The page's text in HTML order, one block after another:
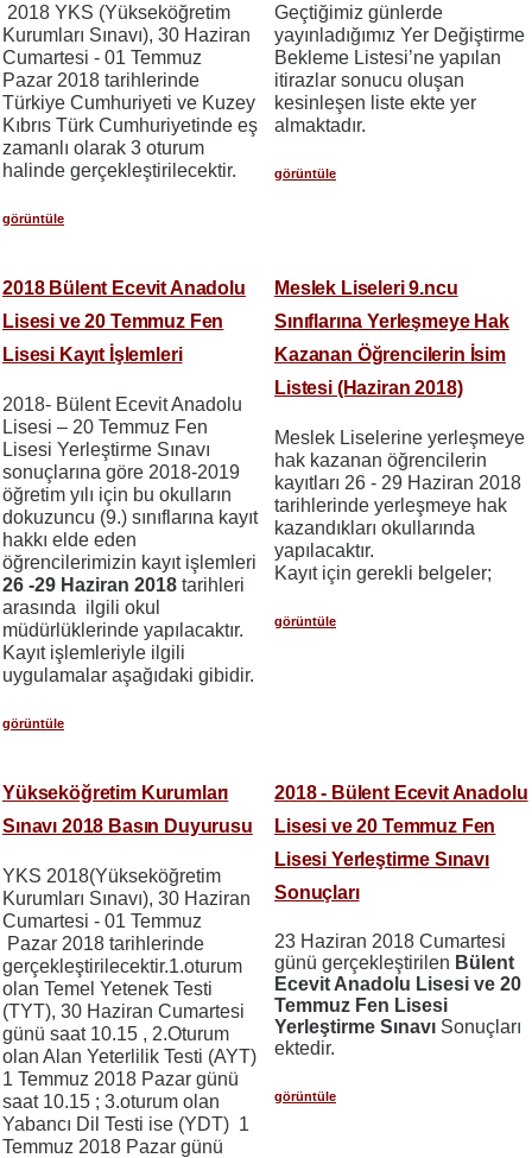
2018 YKS (Yükseköğretim
Kurumları Sınavı), 30 Haziran
Cumartesi - 01 Temmuz
Pazar 2018 tarihlerinde
Türkiye Cumhuriyeti ve Kuzey
Kıbrıs Türk Cumhuriyetinde eş
zamanlı olarak 3 oturum
halinde gerçekleştirilecektir.
görüntüle
Geçtiğimiz günlerde
yayınladığımız Yer Değiştirme
Bekleme Listesi’ne yapılan
itirazlar sonucu oluşan
kesinleşen liste ekte yer
almaktadır.
görüntüle
2018 Bülent Ecevit Anadolu
Lisesi ve 20 Temmuz Fen
Lisesi Kayıt İşlemleri
2018- Bülent Ecevit Anadolu
Lisesi – 20 Temmuz Fen
Lisesi Yerleştirme Sınavı
sonuçlarına göre 2018-2019
öğretim yılı için bu okulların
dokuzuncu (9.) sınıflarına kayıt
hakkı elde eden
öğrencilerimizin kayıt işlemleri
26 -29 Haziran 2018 tarihleri
arasında ilgili okul
müdürlüklerinde yapılacaktır.
Kayıt işlemleriyle ilgili
uygulamalar aşağıdaki gibidir.
görüntüle
Meslek Liseleri 9.ncu
Sınıflarına Yerleşmeye Hak
Kazanan Öğrencilerin İsim
Listesi (Haziran 2018)
Meslek Liselerine yerleşmeye
hak kazanan öğrencilerin
kayıtları 26 - 29 Haziran 2018
tarihlerinde yerleşmeye hak
kazandıkları okullarında
yapılacaktır.
Kayıt için gerekli belgeler;
görüntüle
Yükseköğretim Kurumları
Sınavı 2018 Basın Duyurusu
YKS 2018(Yükseköğretim
Kurumları Sınavı), 30 Haziran
Cumartesi - 01 Temmuz
Pazar 2018 tarihlerinde
gerçekleştirilecektir.1.oturum
olan Temel Yetenek Testi
(TYT), 30 Haziran Cumartesi
günü saat 10.15 , 2.Oturum
olan Alan Yeterlilik Testi (AYT)
1 Temmuz 2018 Pazar günü
saat 10.15 ; 3.oturum olan
Yabancı Dil Testi ise (YDT) 1
Temmuz 2018 Pazar günü
2018 - Bülent Ecevit Anadolu
Lisesi ve 20 Temmuz Fen
Lisesi Yerleştirme Sınavı
Sonuçları
23 Haziran 2018 Cumartesi
günü gerçekleştirilen Bülent
Ecevit Anadolu Lisesi ve 20
Temmuz Fen Lisesi
Yerleştirme Sınavı Sonuçları
ektedir.
görüntüle